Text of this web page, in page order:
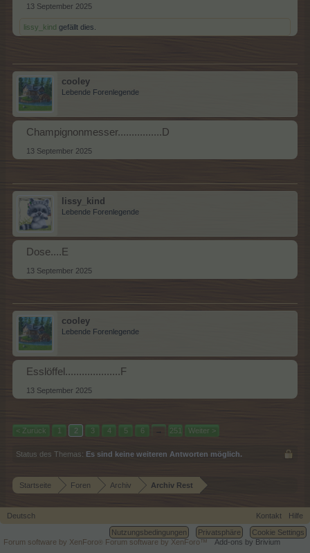
13 September 2025
lissy_kind gefällt dies.
cooley
Lebende Forenlegende
Champignonmesser................D
13 September 2025
lissy_kind
Lebende Forenlegende
Dose....E
13 September 2025
cooley
Lebende Forenlegende
Esslöffel....................F
13 September 2025
< Zurück 1 2 3 4 5 6 → 251 Weiter >
Status des Themas: Es sind keine weiteren Antworten möglich.
Startseite Foren Archiv Archiv Rest
Deutsch Kontakt
Hilfe
Nutzungsbedingungen
Privatsphäre
Cookie Settings
Forum software by XenForo ® Forum software by XenForo™ Add-ons by Brivium